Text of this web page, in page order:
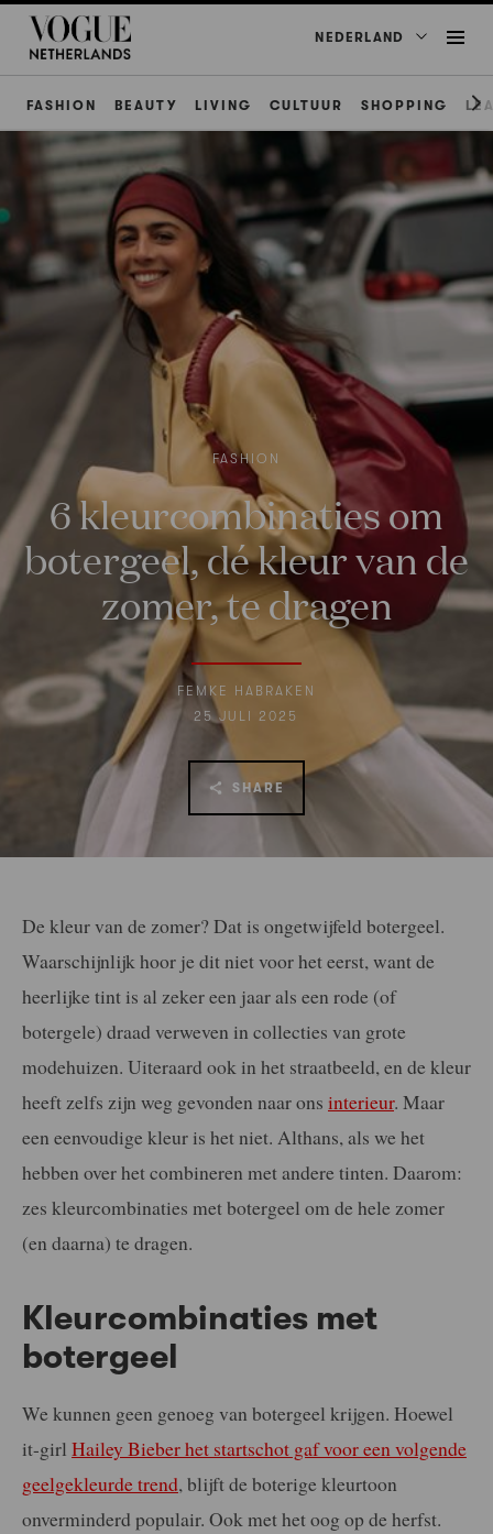
NEDERLAND
FASHION BEAUTY LIVING CULTUUR SHOPPING
FASHION
6 kleurcombinaties om
botergeel, dé kleur van de
zomer, te dragen
FEMKE HABRAKEN
25 JULI 2025
SHARE
De kleur van de zomer? Dat is ongetwijfeld botergeel.
Waarschijnlijk hoor je dit niet voor het eerst, want de
heerlijke tint is al zeker een jaar als een rode (of
botergele) draad verweven in collecties van grote
modehuizen. Uiteraard ook in het straatbeeld, en de kleur
heeft zelfs zijn weg gevonden naar ons interieur. Maar
een eenvoudige kleur is het niet. Althans, als we het
hebben over het combineren met andere tinten. Daarom:
zes kleurcombinaties met botergeel om de hele zomer
(en daarna) te dragen.
Kleurcombinaties met
botergeel
We kunnen geen genoeg van botergeel krijgen. Hoewel
it-girl Hailey Bieber het startschot gaf voor een volgende
geelgekleurde trend, blijft de boterige kleurtoon
onverminderd populair. Ook met het oog op de herfst.